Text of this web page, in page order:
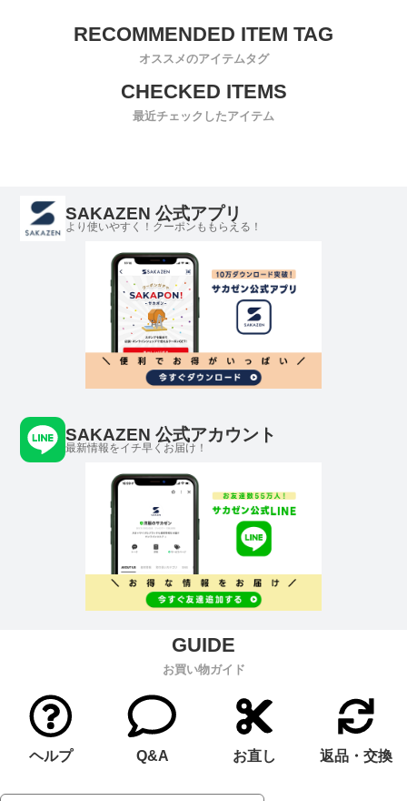
オススメのアイテムタグ
最近チェックしたアイテム
SAKAZEN 公式アプリ
より使いやすく！クーポンももらえる！
SAKAZEN 公式アカウント
最新情報をイチ早くお届け！
お買い物ガイド
ヘルプ Q&A お直し 返品・交換